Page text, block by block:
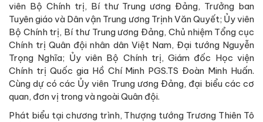
viên Bộ Chính trị, Bí thư Trung ương Đảng, Trưởng ban
Tuyên giáo và Dân vận Trung ương Trịnh Văn Quyết; Ủy viên
Bộ Chính trị, Bí thư Trung ương Đảng, Chủ nhiệm Tổng cục
Chính trị Quân đội nhân dân Việt Nam, Đại tướng Nguyễn
Trọng Nghĩa; Ủy viên Bộ Chính trị, Giám đốc Học viện
Chính trị Quốc gia Hồ Chí Minh PGS.TS Đoàn Minh Huấn.
Cùng dự có các Ủy viên Trung ương Đảng, đại biểu các cơ
quan, đơn vị trong và ngoài Quân đội.
Phát biểu tại chương trình, Thượng tướng Trương Thiên Tô